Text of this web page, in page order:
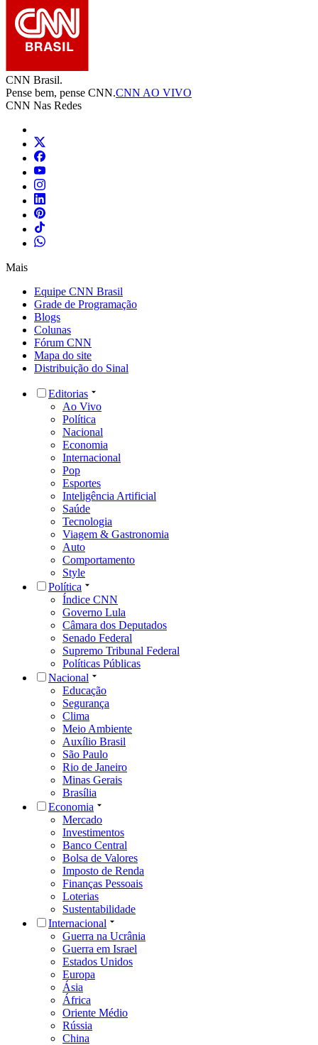
CNN Brasil.
Pense bem, pense CNN.CNN AO VIVO
CNN Nas Redes
Mais
Equipe CNN Brasil
Grade de Programação
Blogs
Colunas
Fórum CNN
Mapa do site
Distribuição do Sinal
Editorias
Ao Vivo
Política
Nacional
Economia
Internacional
Pop
Esportes
Inteligência Artificial
Saúde
Tecnologia
Viagem & Gastronomia
Auto
Comportamento
Style
Política
Índice CNN
Governo Lula
Câmara dos Deputados
Senado Federal
Supremo Tribunal Federal
Políticas Públicas
Nacional
Educação
Segurança
Clima
Meio Ambiente
Auxílio Brasil
São Paulo
Rio de Janeiro
Minas Gerais
Brasília
Economia
Mercado
Investimentos
Banco Central
Bolsa de Valores
Imposto de Renda
Finanças Pessoais
Loterias
Sustentabilidade
Internacional
Guerra na Ucrânia
Guerra em Israel
Estados Unidos
Europa
Ásia
África
Oriente Médio
Rússia
China